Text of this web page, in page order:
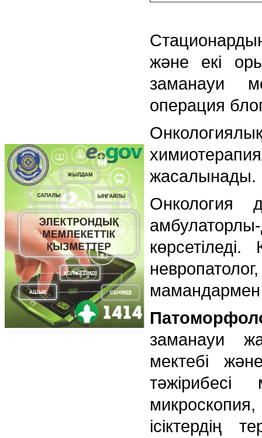
және екі
заманауи
операция
жасалынады.
Онкология
мамандармен
заманауи
мектебі
тәжірибесі
ісіктердің